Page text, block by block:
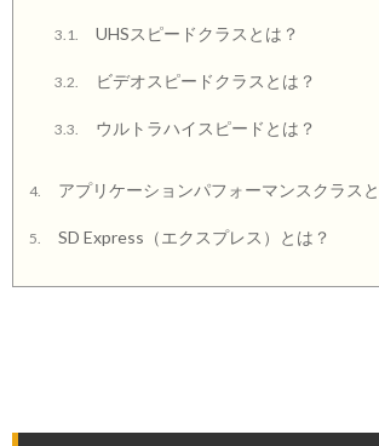
3.1. UHSスピードクラスとは？
3.2. ビデオスピードクラスとは？
3.3. ウルトラハイスピードとは？
4. アプリケーションパフォーマンスクラス
5. SD Express（エクスプレス）とは？